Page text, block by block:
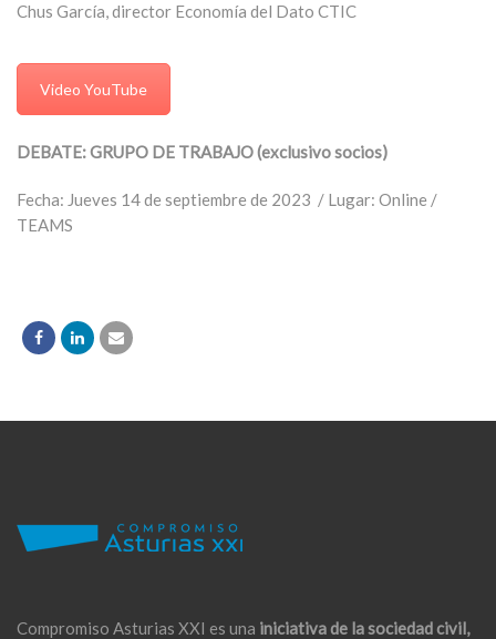
Chus García, director Economía del Dato CTIC
Video YouTube
DEBATE: GRUPO DE TRABAJO (exclusivo socios)
Fecha: Jueves 14 de septiembre de 2023 / Lugar: Online /
TEAMS
Compromiso Asturias XXI es una iniciativa de la sociedad civil,